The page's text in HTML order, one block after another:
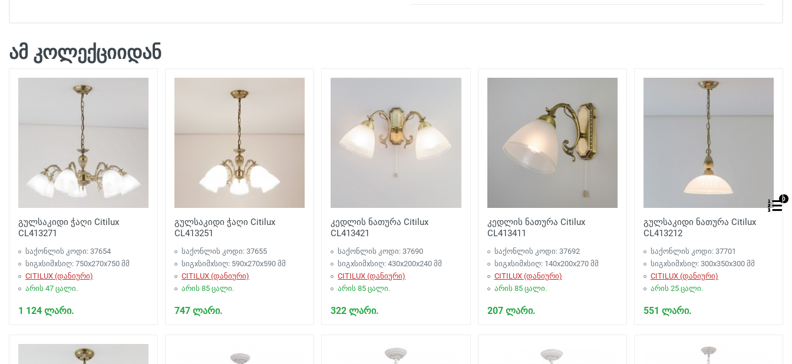
მიწოდება თბილისი:
500 ლარამდე .... მიტანის საფასური 15 ლარი
500 ლარიდან .... უფასო მიწოდება
გთხოვთ გაითვალისწინოთ შეკვეთის მინიმალური ოდენობაა - 350 ლარი.
სანათის ატანა
ატანა სართული 2 ლარი
ლიფტით წვდომა: უფასოა.
ამ კოლექციიდან
გულსაკიდი ჭაღი Citilux
CL413271
საქონლის კოდი: 37654
სიგxსიმxსიღ: 750x270x750 მმ
CITILUX (დანიური)
არის 47 ცალი.
1 124 ლარი.
გულსაკიდი ჭაღი Citilux
CL413251
საქონლის კოდი: 37655
სიგxსიმxსიღ: 590x270x590 მმ
CITILUX (დანიური)
არის 85 ცალი.
747 ლარი.
კედლის ნათურა Citilux
CL413421
საქონლის კოდი: 37690
სიგxსიმxსიღ: 430x200x240 მმ
CITILUX (დანიური)
არის 85 ცალი.
322 ლარი.
კედლის ნათურა Citilux
CL413411
საქონლის კოდი: 37692
სიგxსიმxსიღ: 140x200x270 მმ
CITILUX (დანიური)
არის 85 ცალი.
207 ლარი.
გულსაკიდი ნათურა Citilux
CL413212
საქონლის კოდი: 37701
სიგxსიმxსიღ: 300x350x300 მმ
CITILUX (დანიური)
არის 25 ცალი.
551 ლარი.
0